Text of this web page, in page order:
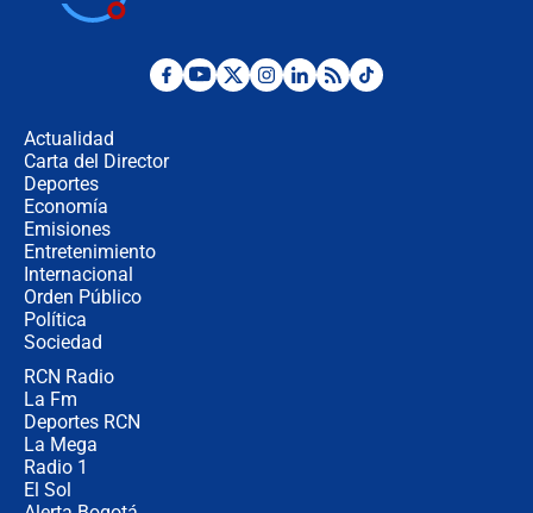
Posesión de Abelardo De La Espriella
Actualidad
Carta del Director
Deportes
Economía
Emisiones
Entretenimiento
Internacional
Orden Público
Política
Sociedad
RCN Radio
La Fm
Deportes RCN
La Mega
Radio 1
El Sol